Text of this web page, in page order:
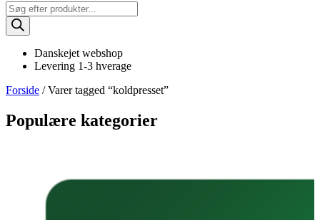
Products
search
Danskejet webshop
Levering 1-3 hverage
Forside / Varer tagged “koldpresset”
Populære kategorier